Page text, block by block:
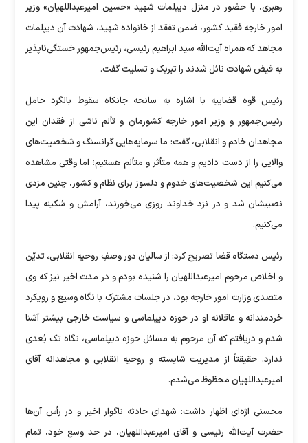
رهبری، با حضور در منزل دیپلمات شهید «حسین امیرعبداللهیان» وزیر
امور خارجه فقید کشور، ضمن تفقد از خانواده شهید، شهادت آن دیپلمات
مجاهد که همراه آیت‌الله سید ابراهیم رئیسی، رئیس‌جمهور خستگی‌ناپذیر
به فیض شهادت نائل شدند را تبریک و تسلیت گفت.
رئیس قوه قضاییه با اشاره به سانحه جانکاه سقوط بالگرد حامل
رئیس‌جمهور و وزیر امور خارجه کشورمان و تألم ناشی از فقدان این
مجاهدان خادم و انقلابی، گفت: ما سرمایه‌هایی گرانسنگ و شخصیت‌های
والایی را از دست دادیم و همه متأثر و متألم هستیم؛ اما وقتی مشاهده
می‌کنیم این شخصیت‌های خدوم و دلسوز برای نظام و کشور، چنین مزدی
نصیبشان شد و در نزد خداوند روزی می‌خورند، آرامش و سُکینه پیدا
می‌کنیم.
رئیس دستگاه قضا تصریح کرد: از سالیان دور وصفِ روحیه انقلابی، تدیّن
و اخلاص مرحوم امیرعبداللهیان را شنیده بودم و در مدت اخیر نیز که وی
متصدی وزارت امور خارجه بود، در جلسات مشترک با نگاه وسیع و رویکرد
خردمندانه و عاقلانه او در حوزه دیپلماسی و سیاست خارجی بیشتر آشنا
شدم و دریافتم که آن مرحوم به مسائل حوزه دیپلماسی، نگاه تک بُعدی
ندارد. حقیقتاً از مدیریت شایسته و روحیه انقلابی و مجاهدانه آقای
امیرعبداللهیان مَحظوظ می‌شدم.
محسنی اژه‌ای اظهار داشت: شهدای حادثه ناگوار اخیر و در رأس آن‌ها
حضرت آیت‌الله رئیسی و آقای امیرعبداللهیان، در حد وسع خود، تمام